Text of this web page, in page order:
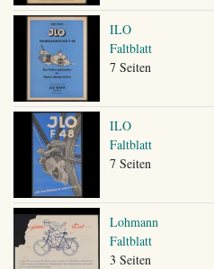
ILO
Faltblatt
7 Seiten
ILO
Faltblatt
7 Seiten
Lohmann
Faltblatt
3 Seiten